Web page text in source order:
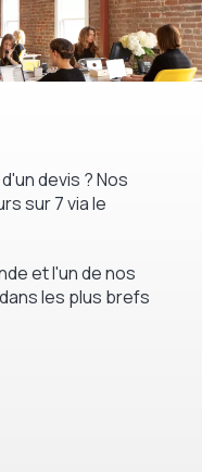
devis ? Nos
sur 7 via le
et l'un de nos
les plus brefs